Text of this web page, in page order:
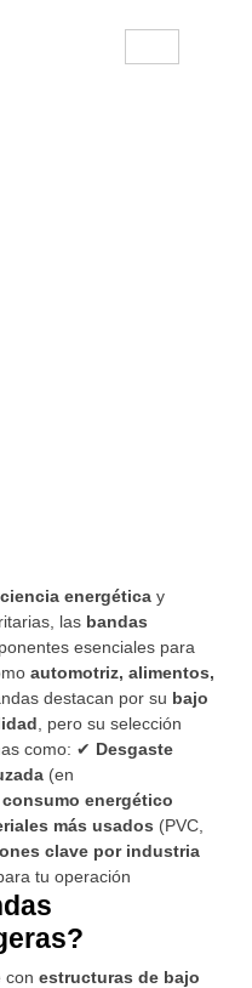
energética y
las bandas
esenciales para
automotriz, alimentos,
destacan por su bajo
, pero su selección
como: ✔ Desgaste
(en
consumo energético
más usados (PVC,
clave por industria
tu operación
con estructuras de bajo